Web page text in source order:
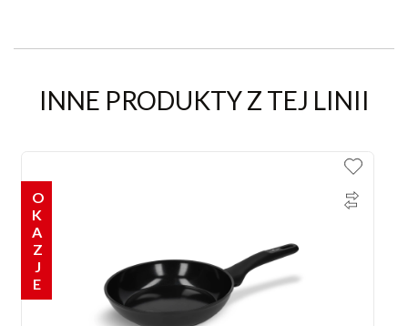
INNE PRODUKTY Z TEJ LINII
OKAZJE